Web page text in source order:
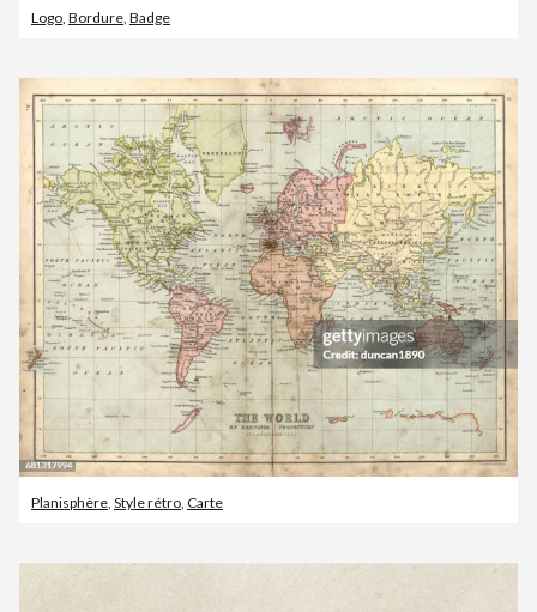
Logo Bordure Badge
Planisphère Style rétro Carte